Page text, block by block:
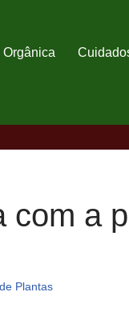
com a
Plantas